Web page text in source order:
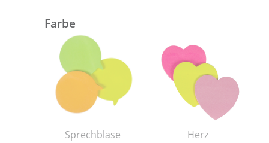
Farbe
Sprechblase Herz